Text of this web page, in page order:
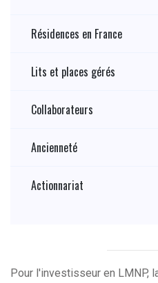
Résidences en France
Lits et places gérés
Collaborateurs
Ancienneté
Actionnariat
Pour l'investisseur en LMNP,